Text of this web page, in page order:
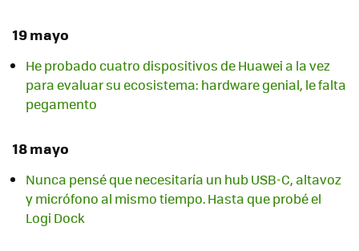
19 mayo
He probado cuatro dispositivos de Huawei a la vez
para evaluar su ecosistema: hardware genial, le falta
pegamento
18 mayo
Nunca pensé que necesitaría un hub USB-C, altavoz
y micrófono al mismo tiempo. Hasta que probé el
Logi Dock